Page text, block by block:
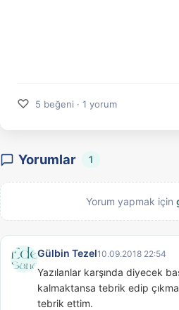
♡ 5 beğeni · 1 yorum
Yorumlar 1
Yorum yapmak için
Gülbin Tezel10.09.2018 22:54
Yazılanlar karşında diyecek
kalmaktansa tebrik edip
tebrik ettim.